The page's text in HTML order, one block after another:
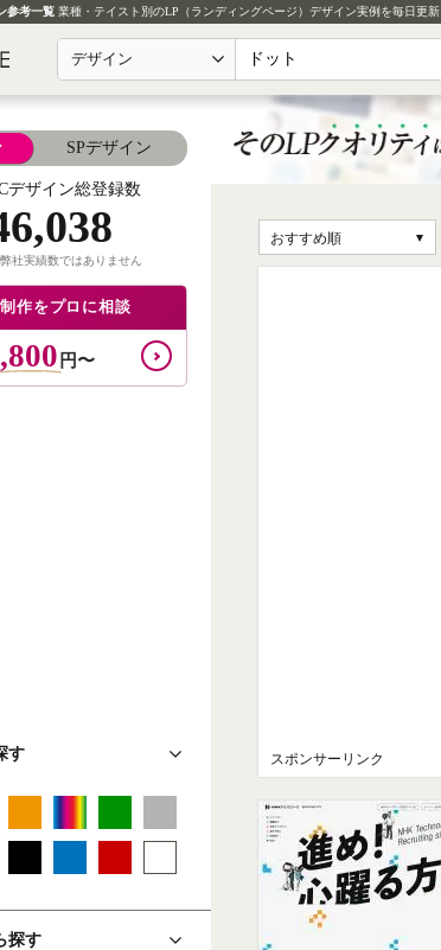
参考一覧 業種・テイスト別のLP（ランディングページ）デザイン実例を毎日更新
デザイン
SPデザイン
デザイン総登録数
社実績数ではありません
作をプロに相談
円〜
す
探す
おすすめ順
スポンサーリンク